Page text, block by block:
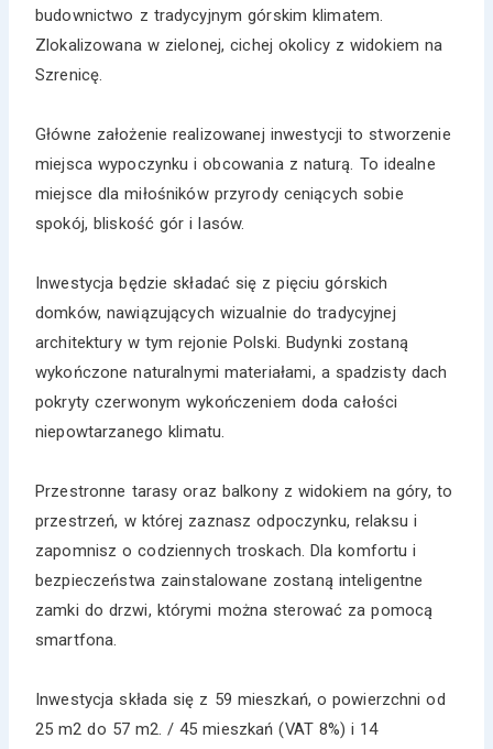
budownictwo z tradycyjnym górskim klimatem.
Zlokalizowana w zielonej, cichej okolicy z widokiem na
Szrenicę.
Główne założenie realizowanej inwestycji to stworzenie
miejsca wypoczynku i obcowania z naturą. To idealne
miejsce dla miłośników przyrody ceniących sobie
spokój, bliskość gór i lasów.
Inwestycja będzie składać się z pięciu górskich
domków, nawiązujących wizualnie do tradycyjnej
architektury w tym rejonie Polski. Budynki zostaną
wykończone naturalnymi materiałami, a spadzisty dach
pokryty czerwonym wykończeniem doda całości
niepowtarzanego klimatu.
Przestronne tarasy oraz balkony z widokiem na góry, to
przestrzeń, w której zaznasz odpoczynku, relaksu i
zapomnisz o codziennych troskach. Dla komfortu i
bezpieczeństwa zainstalowane zostaną inteligentne
zamki do drzwi, którymi można sterować za pomocą
smartfona.
Inwestycja składa się z 59 mieszkań, o powierzchni od
25 m2 do 57 m2. / 45 mieszkań (VAT 8%) i 14